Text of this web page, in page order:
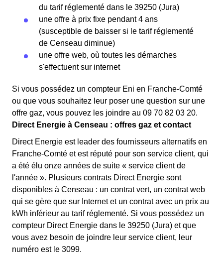
du tarif réglementé dans le 39250 (Jura)
une offre à prix fixe pendant 4 ans
(susceptible de baisser si le tarif réglementé
de Censeau diminue)
une offre web, où toutes les démarches
s'effectuent sur internet
Si vous possédez un compteur Eni en Franche-Comté
ou que vous souhaitez leur poser une question sur une
offre gaz, vous pouvez les joindre au 09 70 82 03 20.
Direct Energie à Censeau : offres gaz et contact
Direct Energie est leader des fournisseurs alternatifs en
Franche-Comté et est réputé pour son service client, qui
a été élu onze années de suite « service client de
l'année ». Plusieurs contrats Direct Energie sont
disponibles à Censeau : un contrat vert, un contrat web
qui se gère que sur Internet et un contrat avec un prix au
kWh inférieur au tarif réglementé. Si vous possédez un
compteur Direct Energie dans le 39250 (Jura) et que
vous avez besoin de joindre leur service client, leur
numéro est le 3099.